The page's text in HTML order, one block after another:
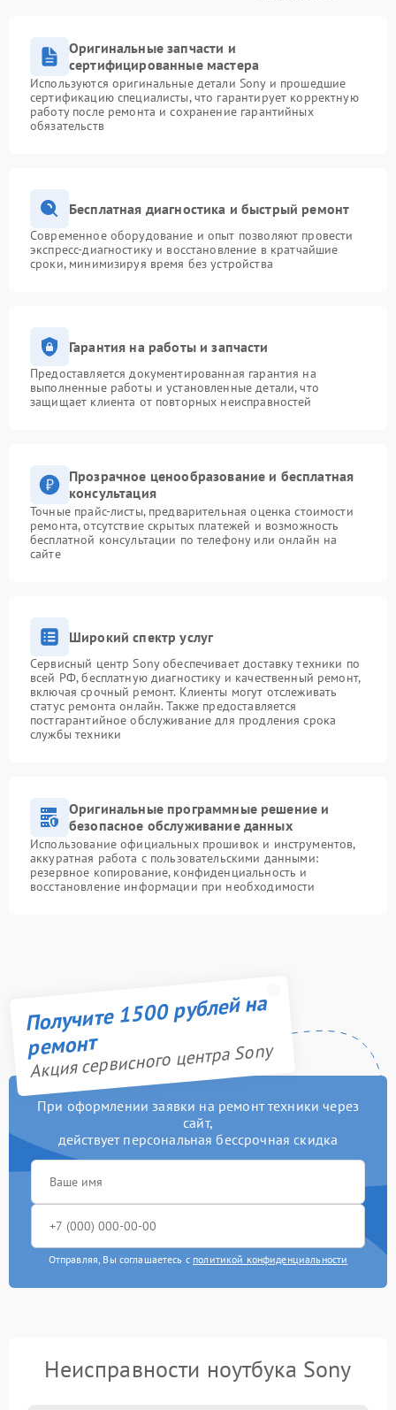
Оригинальные запчасти и
сертифицированные мастера
Используются оригинальные детали Sony и прошедшие
сертификацию специалисты, что гарантирует корректную
работу после ремонта и сохранение гарантийных
обязательств
Бесплатная диагностика и быстрый ремонт
Современное оборудование и опыт позволяют провести
экспресс-диагностику и восстановление в кратчайшие
сроки, минимизируя время без устройства
Гарантия на работы и запчасти
Предоставляется документированная гарантия на
выполненные работы и установленные детали, что
защищает клиента от повторных неисправностей
Прозрачное ценообразование и бесплатная
консультация
Точные прайс-листы, предварительная оценка стоимости
ремонта, отсутствие скрытых платежей и возможность
бесплатной консультации по телефону или онлайн на
сайте
Широкий спектр услуг
Сервисный центр Sony обеспечивает доставку техники по
всей РФ, бесплатную диагностику и качественный ремонт,
включая срочный ремонт. Клиенты могут отслеживать
статус ремонта онлайн. Также предоставляется
постгарантийное обслуживание для продления срока
службы техники
Оригинальные программные решение и
безопасное обслуживание данных
Использование официальных прошивок и инструментов,
аккуратная работа с пользовательскими данными:
резервное копирование, конфиденциальность и
восстановление информации при необходимости
Получите 1500 рублей на
ремонт
Акция сервисного центра Sony
При оформлении заявки на ремонт техники через
сайт,
действует персональная бессрочная скидка
Отправляя, Вы соглашаетесь с политикой конфиденциальности
Неисправности ноутбука Sony